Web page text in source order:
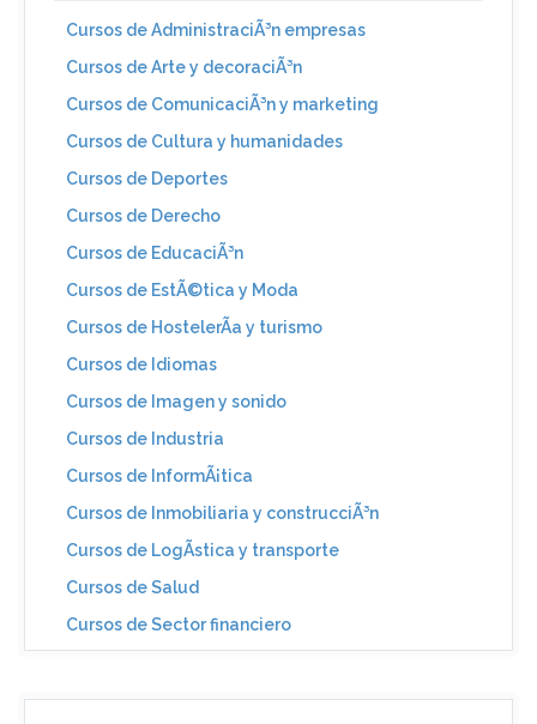
Cursos de AdministraciÃ³n empresas
Cursos de Arte y decoraciÃ³n
Cursos de ComunicaciÃ³n y marketing
Cursos de Cultura y humanidades
Cursos de Deportes
Cursos de Derecho
Cursos de EducaciÃ³n
Cursos de EstÃ©tica y Moda
Cursos de HostelerÃ­a y turismo
Cursos de Idiomas
Cursos de Imagen y sonido
Cursos de Industria
Cursos de InformÃ¡tica
Cursos de Inmobiliaria y construcciÃ³n
Cursos de LogÃ­stica y transporte
Cursos de Salud
Cursos de Sector financiero